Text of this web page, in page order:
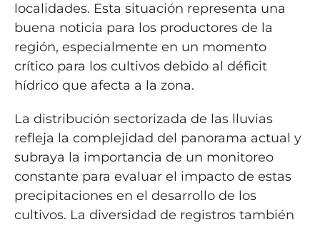
localidades. Esta situación representa una
buena noticia para los productores de la
región, especialmente en un momento
crítico para los cultivos debido al déficit
hídrico que afecta a la zona.
La distribución sectorizada de las lluvias
refleja la complejidad del panorama actual y
subraya la importancia de un monitoreo
constante para evaluar el impacto de estas
precipitaciones en el desarrollo de los
cultivos. La diversidad de registros también